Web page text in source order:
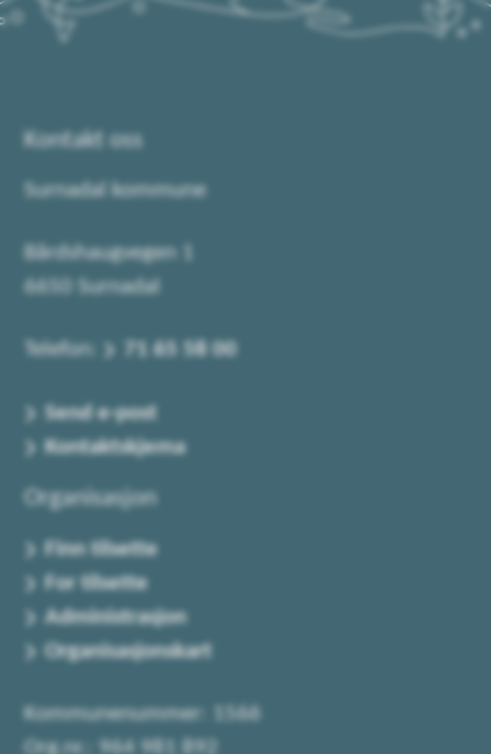
Kontakt oss
Surnadal kommune
Bårdshaugvegen 1
6650 Surnadal
Telefon: 71 65 58 00
Send e-post
Kontaktskjema
Organisasjon
Finn tilsette
For tilsette
Administrasjon
Organisasjonskart
Kommunenummer: 1566
Org.nr.: 964 981 892